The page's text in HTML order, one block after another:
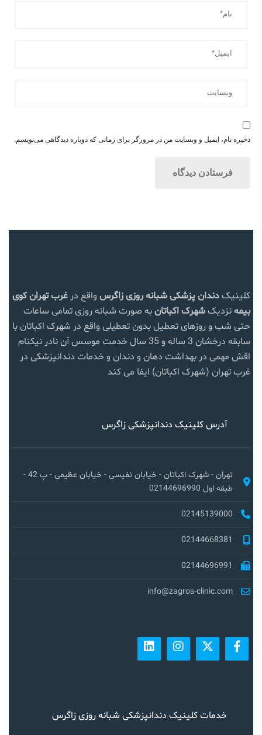
ذخیره نام، ایمیل و وبسایت من در مرورگر برای زمانی که دوباره دیدگاهی می‌نویسم.
کلینیکدندان پزشکی شبانه روزی زاگرس واقع در غرب تهرانکوی
بیمهنزدیکشهرک اکباتانبه صورت شبانه روزی تمامی ساعات
حتی شب و روزهای تعطیل بدون تعطیلی واقع در شهرک اکباتان با
سابقه درخشان 3 ساله و 35 سال خدمت موسس آن نادر نیکنام
اقش مهمی در بهداشت دهان و دندان و خدمات دندانپزشکی در
غرب تهران (شهرک اکباتان) ایفا می کند
آدرس کلینیک دندانپزشکی زاگرس
تهران - شهرک اکباتان - خیابان نفیسی - خیابان عظیمی - پ 42 -
طبقه اول 02144696990
02145139000
02144668381
02144696991
info@zagros-clinic.com
خدمات کلینیک دندانپزشکی شبانه روزی زاگرس